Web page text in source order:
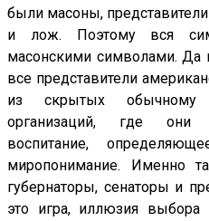
были масоны,
и лож. Поэтому вся
масонскими символами. Да
все представители
из скрытых
организаций, где они
воспитание,
миропонимание. Именно
губернаторы, сенаторы и
это игра, иллюзия выбора